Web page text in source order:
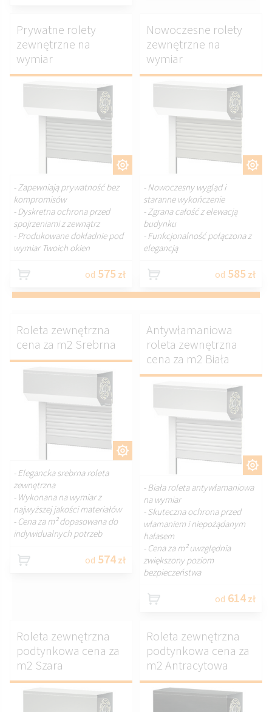
DOSTOSUJ.
Prywatne rolety
zewnętrzne na
wymiar
- Zapewniają prywatność bez
kompromisów
- Dyskretna ochrona przed
spojrzeniami z zewnątrz
- Produkowane dokładnie pod
wymiar Twoich okien
od 575 zł
DOSTOSUJ.
Nowoczesne rolety
zewnętrzne na
wymiar
- Nowoczesny wygląd i
staranne wykończenie
- Zgrana całość z elewacją
budynku
- Funkcjonalność połączona z
elegancją
od 585 zł
DOSTOSUJ.
Roleta zewnętrzna
cena za m2 Srebrna
- Elegancka srebrna roleta
zewnętrzna
- Wykonana na wymiar z
najwyższej jakości materiałów
- Cena za m² dopasowana do
indywidualnych potrzeb
od 574 zł
DOSTOSUJ.
Antywłamaniowa
roleta zewnętrzna
cena za m2 Biała
- Biała roleta antywłamaniowa
na wymiar
- Skuteczna ochrona przed
włamaniem i niepożądanym
hałasem
- Cena za m² uwzględnia
zwiększony poziom
bezpieczeństwa
od 614 zł
Roleta zewnętrzna
podtynkowa cena za
m2 Szara
Roleta zewnętrzna
podtynkowa cena za
m2 Antracytowa